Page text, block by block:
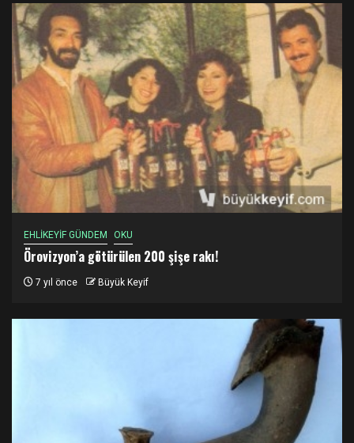
EHLİKEYİF GÜNDEM OKU
Örovizyon’a götürülen 200 şişe rakı!
7 yıl önce Büyük Keyif